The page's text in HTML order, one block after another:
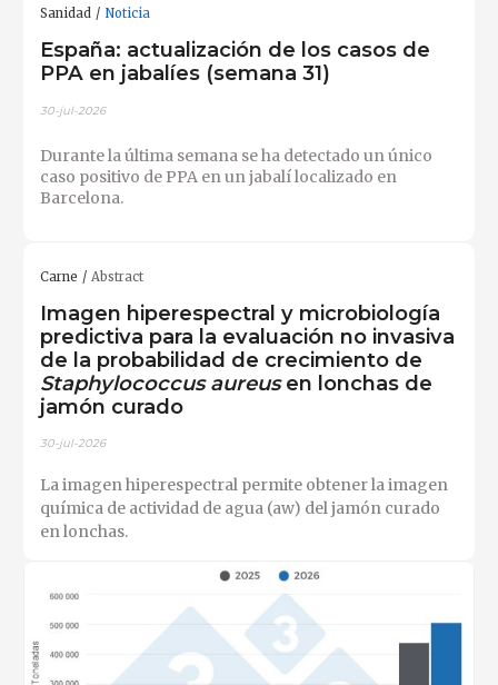
Sanidad Noticia
España: actualización de los casos de
PPA en jabalíes (semana 31)
30-jul-2026
Durante la última semana se ha detectado un único
caso positivo de PPA en un jabalí localizado en
Barcelona.
Carne Abstract
Imagen hiperespectral y microbiología
predictiva para la evaluación no invasiva
de la probabilidad de crecimiento de
Staphylococcus aureusen lonchas de
jamón curado
30-jul-2026
La imagen hiperespectral permite obtener la imagen
química de actividad de agua (aw) del jamón curado
en lonchas.